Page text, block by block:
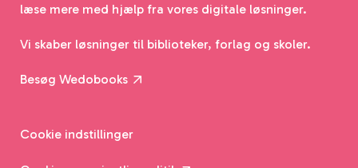
læse mere med hjælp fra vores digitale løsninger.
Vi skaber løsninger til biblioteker, forlag og skoler.
Besøg Wedobooks
Cookie indstillinger